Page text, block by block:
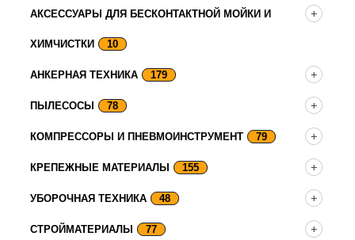
АКСЕССУАРЫ ДЛЯ БЕСКОНТАКТНОЙ МОЙКИ И
ХИМЧИСТКИ 10
АНКЕРНАЯ ТЕХНИКА 179
ПЫЛЕСОСЫ 78
КОМПРЕССОРЫ И ПНЕВМОИНСТРУМЕНТ 79
КРЕПЕЖНЫЕ МАТЕРИАЛЫ 155
УБОРОЧНАЯ ТЕХНИКА 48
СТРОЙМАТЕРИАЛЫ 77